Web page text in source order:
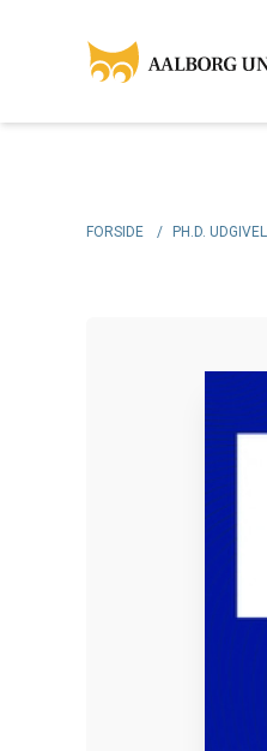
FORSIDE / PH.D.